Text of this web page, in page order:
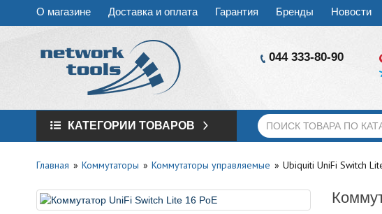
О магазине Доставка и оплата Гарантия Бренды Новости
044 333-80-90
КАТЕГОРИИ ТОВАРОВ
Главная Коммутаторы Коммутаторы управляемые Ubiquiti UniFi Switch